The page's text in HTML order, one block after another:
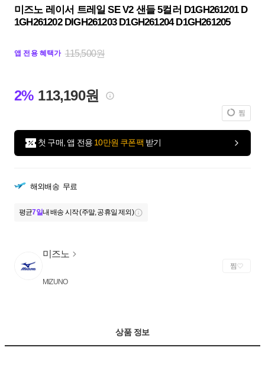
미즈노 레이서 트레일 SE V2 샌들 5컬러 D1GH261201 D
1GH261202 DIGH261203 D1GH261204 D1GH261205
앱 전용 혜택가 115,500원
2% 113,190원
찜
첫 구매, 앱 전용 10만원 쿠폰팩 받기
해외배송 무료
평균7일내 배송 시작 (주말, 공휴일 제외)
미즈노
MIZUNO
찜
상품 정보